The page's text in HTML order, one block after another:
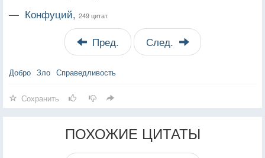
— Конфуций, 249 цитат
Пред. След.
Добро Зло Справедливость
Сохранить
ПОХОЖИЕ ЦИТАТЫ